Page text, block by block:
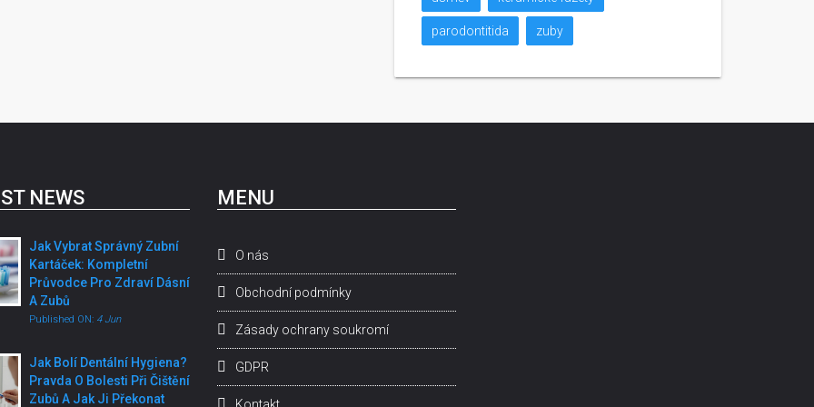
parodontitida zuby
NEWS
Jak Vybrat Správný Zubní
Kartáček: Kompletní
Průvodce Pro Zdraví Dásní
A Zubů
Published ON: 4 Jun
Jak Bolí Dentální Hygiena?
Pravda O Bolesti Při Čištění
Zubů A Jak Ji Překonat
MENU
O nás
Obchodní podmínky
Zásady ochrany soukromí
GDPR